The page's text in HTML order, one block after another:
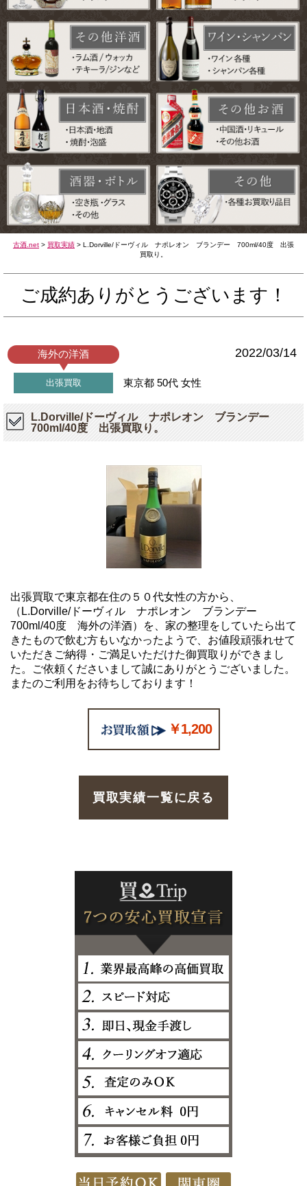
古酒.net > 買取実績 > L.Dorville/ドーヴィル ナポレオン ブランデー 700ml/40度 出張
買取り。
ご成約ありがとうございます！
海外の洋酒 2022/03/14
出張買取 東京都 50代 女性
L.Dorville/ドーヴィル ナポレオン ブランデー
700ml/40度 出張買取り。
出張買取で東京都在住の５０代女性の方から、
（L.Dorville/ドーヴィル ナポレオン ブランデー
700ml/40度 海外の洋酒）を、家の整理をしていたら出て
きたもので飲む方もいなかったようで、お値段頑張れせて
いただきご納得・ご満足いただけた御買取りができまし
た。ご依頼くださいまして誠にありがとうございました。
またのご利用をお待ちしております！
￥1,200
買取実績一覧に戻る